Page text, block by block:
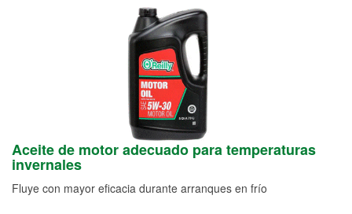
Aceite de motor adecuado para temperaturas
invernales
Fluye con mayor eficacia durante arranques en frío